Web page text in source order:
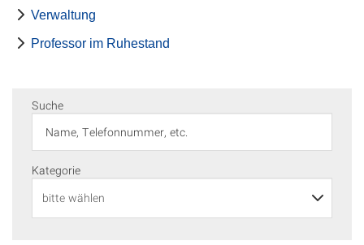
Verwaltung
Professor im Ruhestand
Suche
Kategorie